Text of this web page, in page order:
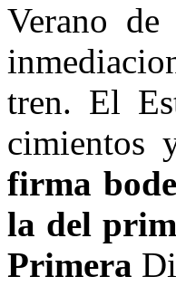
Verano
tren. El
cimientos
firma
la del
Primera